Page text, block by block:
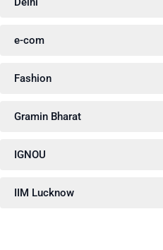
e-com
Fashion
Gramin Bharat
IGNOU
IIM Lucknow